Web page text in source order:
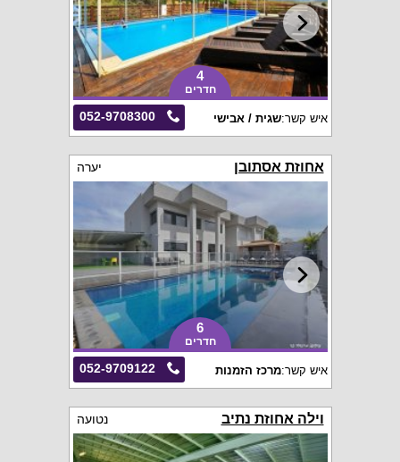
4
חדרים
052-9708300 איש קשר:שגית / אבישי
אחוזת אסתובן יערה
6
חדרים
052-9709122 איש קשר:מרכז הזמנות
וילה אחוזת נתיב נטועה